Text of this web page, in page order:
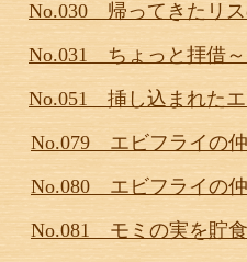
No.030 帰ってきたリ
No.031 ちょっと拝借～
No.051 挿し込まれた
No.079 エビフライの
No.080 エビフライの
No.081 モミの実を貯